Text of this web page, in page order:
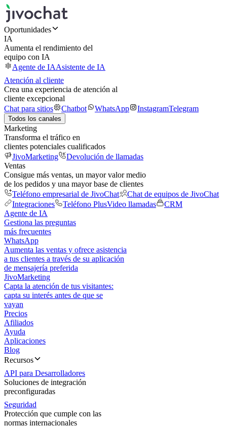
Oportunidades
IA
Aumenta el rendimiento del
equipo con IA
Agente de IAAsistente de IA
Atención al cliente
Crea una experiencia de atención al
cliente excepcional
Chat para sitios
Chatbot WhatsApp InstagramTelegram
Todos los canales
Marketing
Transforma el tráfico en
clientes potenciales cualificados
JivoMarketing
Devolución de llamadas
Ventas
Consigue más ventas, un mayor valor medio
de los pedidos y una mayor base de clientes
Teléfono empresarial de JivoChat
Chat de equipos de JivoChat
Integraciones
Teléfono PlusVideo llamadas
CRM
Agente de IA
Gestiona las preguntas
más frecuentes
WhatsApp
Aumenta las ventas y ofrece asistencia
a tus clientes a través de su aplicación
de mensajería preferida
JivoMarketing
Capta la atención de tus visitantes:
capta su interés antes de que se
vayan
Precios
Afiliados
Ayuda
Aplicaciones
Blog
Recursos
API para Desarrolladores
Soluciones de integración
preconfiguradas
Seguridad
Protección que cumple con las
normas internacionales